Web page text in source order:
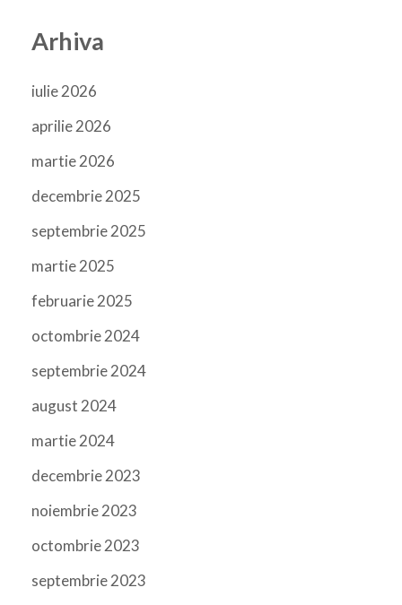
Arhiva
iulie 2026
aprilie 2026
martie 2026
decembrie 2025
septembrie 2025
martie 2025
februarie 2025
octombrie 2024
septembrie 2024
august 2024
martie 2024
decembrie 2023
noiembrie 2023
octombrie 2023
septembrie 2023